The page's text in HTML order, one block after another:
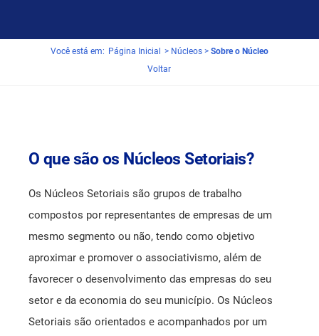
Você está em: Página Inicial > Núcleos> Sobre o Núcleo
Voltar
O que são os Núcleos Setoriais?
Os Núcleos Setoriais são grupos de trabalho
compostos por representantes de empresas de um
mesmo segmento ou não, tendo como objetivo
aproximar e promover o associativismo, além de
favorecer o desenvolvimento das empresas do seu
setor e da economia do seu município. Os Núcleos
Setoriais são orientados e acompanhados por um
Empreender - Núcleos Setoriais
GT Segurança do Trabalho
Links Úteis
Locações de Salas e Equipamentos